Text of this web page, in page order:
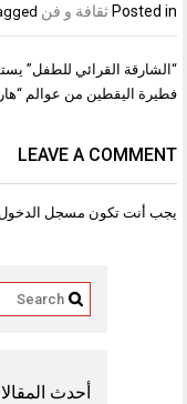
Posted in ثقافة و فن
تصفّح
المقالات
“الشارقة القرائي للطفل”
فطيرة اليقطين من عوالم
LEAVE A COMMENT
يجب أنت تكون مسجل الدخول
أحدث